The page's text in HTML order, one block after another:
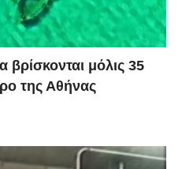
μόλις 35
της Αθήνας